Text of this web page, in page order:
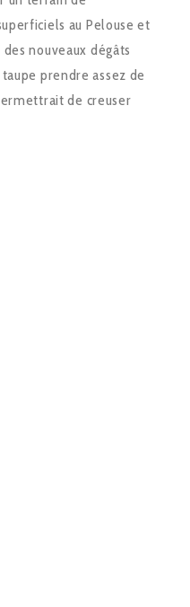
au Pelouse et
nouveaux dégâts
prendre assez de
de creuser